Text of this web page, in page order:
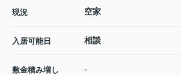
現況 空家
入居可能日 相談
敷金積み増し -